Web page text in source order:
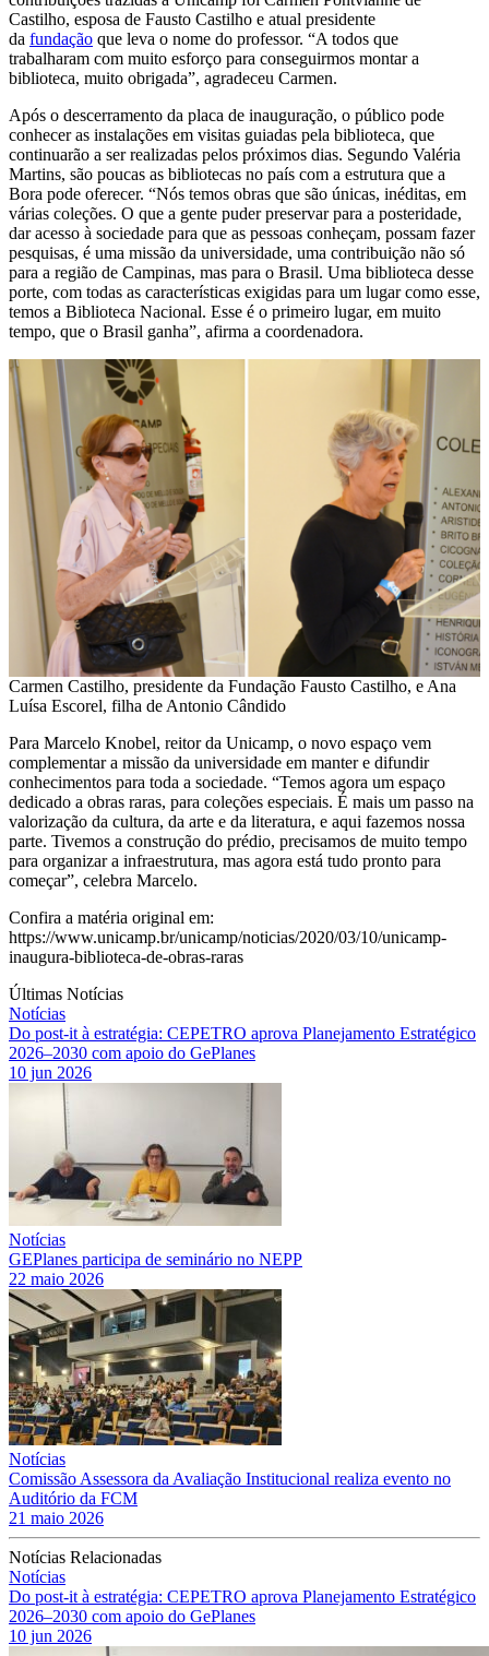
Castilho, esposa de Fausto Castilho e atual presidente
da fundação que leva o nome do professor. “A todos que
trabalharam com muito esforço para conseguirmos montar a
biblioteca, muito obrigada”, agradeceu Carmen.
Após o descerramento da placa de inauguração, o público pode
conhecer as instalações em visitas guiadas pela biblioteca, que
continuarão a ser realizadas pelos próximos dias. Segundo Valéria
Martins, são poucas as bibliotecas no país com a estrutura que a
Bora pode oferecer. “Nós temos obras que são únicas, inéditas, em
várias coleções. O que a gente puder preservar para a posteridade,
dar acesso à sociedade para que as pessoas conheçam, possam fazer
pesquisas, é uma missão da universidade, uma contribuição não só
para a região de Campinas, mas para o Brasil. Uma biblioteca desse
porte, com todas as características exigidas para um lugar como esse,
temos a Biblioteca Nacional. Esse é o primeiro lugar, em muito
tempo, que o Brasil ganha”, afirma a coordenadora.
Carmen Castilho, presidente da Fundação Fausto Castilho, e Ana
Luísa Escorel, filha de Antonio Cândido
Para Marcelo Knobel, reitor da Unicamp, o novo espaço vem
complementar a missão da universidade em manter e difundir
conhecimentos para toda a sociedade. “Temos agora um espaço
dedicado a obras raras, para coleções especiais. É mais um passo na
valorização da cultura, da arte e da literatura, e aqui fazemos nossa
parte. Tivemos a construção do prédio, precisamos de muito tempo
para organizar a infraestrutura, mas agora está tudo pronto para
começar”, celebra Marcelo.
Confira a matéria original em:
https://www.unicamp.br/unicamp/noticias/2020/03/10/unicamp-
inaugura-biblioteca-de-obras-raras
Últimas Notícias
Notícias
Do post-it à estratégia: CEPETRO aprova Planejamento Estratégico
2026–2030 com apoio do GePlanes
10 jun 2026
Notícias
GEPlanes participa de seminário no NEPP
22 maio 2026
Notícias
Comissão Assessora da Avaliação Institucional realiza evento no
Auditório da FCM
21 maio 2026
Notícias Relacionadas
Notícias
Do post-it à estratégia: CEPETRO aprova Planejamento Estratégico
2026–2030 com apoio do GePlanes
10 jun 2026